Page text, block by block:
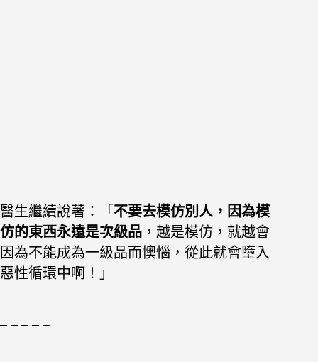
醫生繼續說著：「 不要去模仿別人，因為模
仿的東西永遠是次級品 ，越是模仿，就越會
因為不能成為一級品而懊惱，從此就會墮入
惡性循環中啊！」
– – – – –